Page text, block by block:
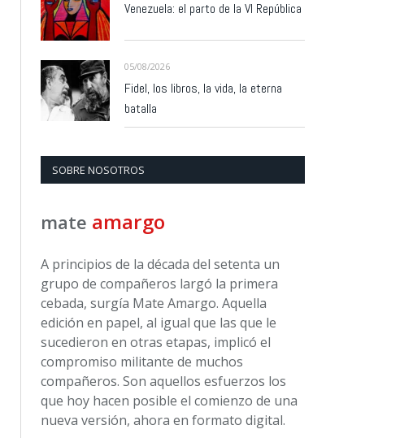
Venezuela: el parto de la VI República
05/08/2026
Fidel, los libros, la vida, la eterna
batalla
SOBRE NOSOTROS
mate amargo
A principios de la década del setenta un
grupo de compañeros largó la primera
cebada, surgía Mate Amargo. Aquella
edición en papel, al igual que las que le
sucedieron en otras etapas, implicó el
compromiso militante de muchos
compañeros. Son aquellos esfuerzos los
que hoy hacen posible el comienzo de una
nueva versión, ahora en formato digital.